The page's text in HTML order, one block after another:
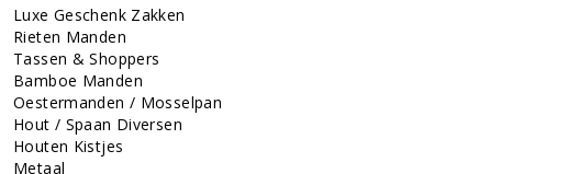
Luxe Geschenk Zakken
Rieten Manden
Tassen & Shoppers
Bamboe Manden
Oestermanden / Mosselpan
Hout / Spaan Diversen
Houten Kistjes
Metaal